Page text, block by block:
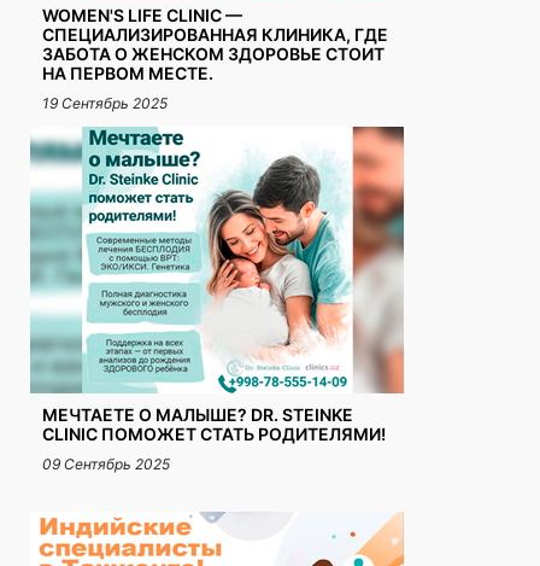
WOMEN'S LIFE CLINIC —
СПЕЦИАЛИЗИРОВАННАЯ КЛИНИКА, ГДЕ
ЗАБОТА О ЖЕНСКОМ ЗДОРОВЬЕ СТОИТ
НА ПЕРВОМ МЕСТЕ.
19 Сентябрь 2025
МЕЧТАЕТЕ О МАЛЫШЕ? DR. STEINKE
CLINIC ПОМОЖЕТ СТАТЬ РОДИТЕЛЯМИ!
09 Сентябрь 2025